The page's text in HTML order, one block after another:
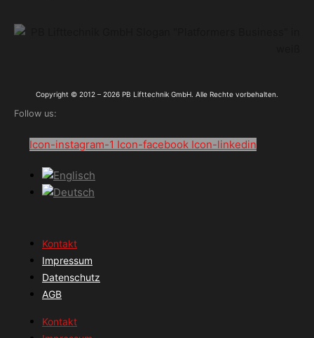
Copyright © 2012 – 2026 PB Lifttechnik GmbH. Alle Rechte vorbehalten.
Follow us:
Icon-instagram-1 Icon-facebook Icon-linkedin
Kontakt
Impressum
Datenschutz
AGB
Kontakt